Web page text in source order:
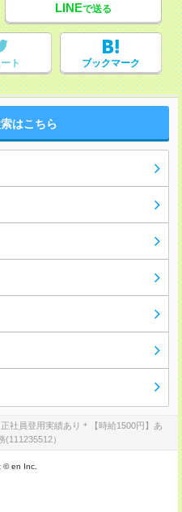
LINEで送る
ト ブックマーク
はこちら
正社員登用実績あり＊【時給1500円】あ
）
© en Inc.